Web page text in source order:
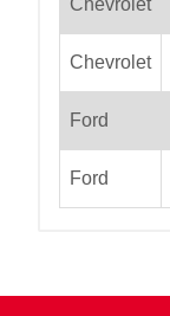
Chevrolet
Ford
Ford